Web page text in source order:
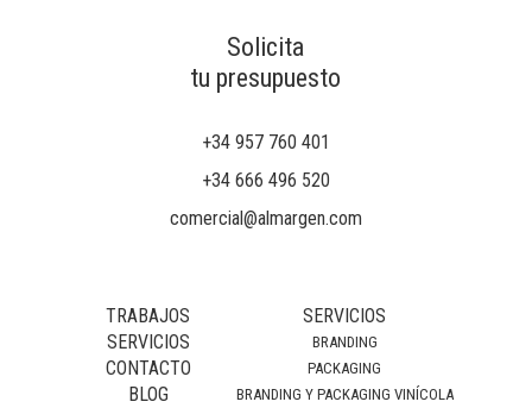
Solicita
tu presupuesto
+34 957 760 401
+34 666 496 520
comercial@almargen.com
TRABAJOS
SERVICIOS
CONTACTO
BLOG
SERVICIOS
BRANDING
PACKAGING
BRANDING Y PACKAGING VINÍCOLA